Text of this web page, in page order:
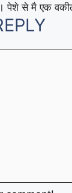
पेशे से मै एक